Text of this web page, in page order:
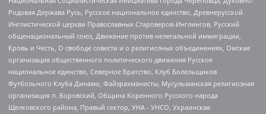
Родовая Держава Русь, Русское национальное единство, Древнерусской
Инглистической церкви Православных Староверов-Инглингов, Русский
общенациональный союз, Движение против нелегальной иммиграции,
Кровь и Честь, О свободе совести и о религиозных объединениях, Омская
организация общественного политического движения Русское
национальное единство, Северное Братство, Клуб Болельщиков
Футбольного Клуба Динамо, Файзрахманисты, Мусульманская религиозная
организация п. Боровский, Община Коренного Русского народа
Щелковского района, Правый сектор, УНА - УНСО, Украинская